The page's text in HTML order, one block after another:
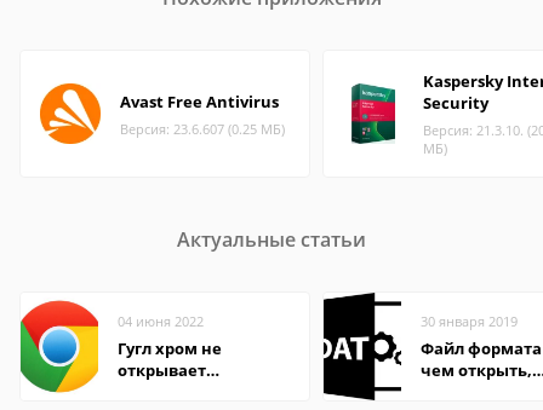
Avast Free Antivirus
Версия: 23.6.607 (0.25 МБ)
Kaspersky
Security
Версия: 21.3.10.
МБ)
Актуальные статьи
04 июня 2022
Гугл хром не
открывает
30 января 2019
Файл формата
чем открыть,